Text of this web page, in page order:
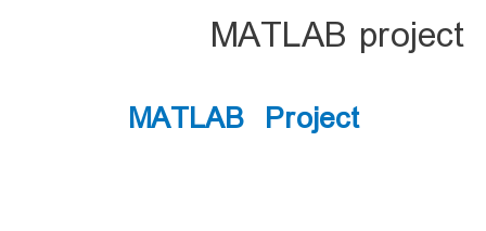
MATLAB project
MATLAB Project